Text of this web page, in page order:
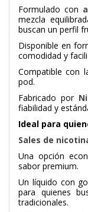
Formulado con
mezcla
buscan un perfil
Disponible en
comodidad y
Compatible con
pod.
Fabricado por
fiabilidad y
Ideal para
Sales de
Una opción
sabor premium.
Un líquido con
para quienes
tradicionales.